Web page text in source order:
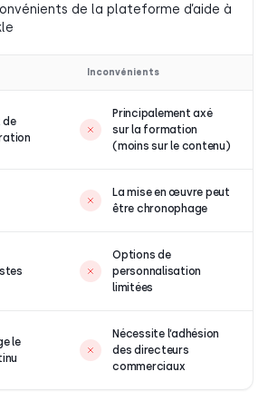
de la plateforme d’aide à
Inconvénients
de
Principalement axé
sur la formation
(moins sur le contenu)
La mise en œuvre peut
être chronophage
Options de
personnalisation
limitées
le
Nécessite l’adhésion
des directeurs
commerciaux